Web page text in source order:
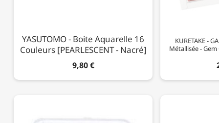
YASUTOMO - Boite Aquarelle 16
Couleurs [PEARLESCENT - Nacré]
9,80 €
KURETAKE -
Métallisée - Gem